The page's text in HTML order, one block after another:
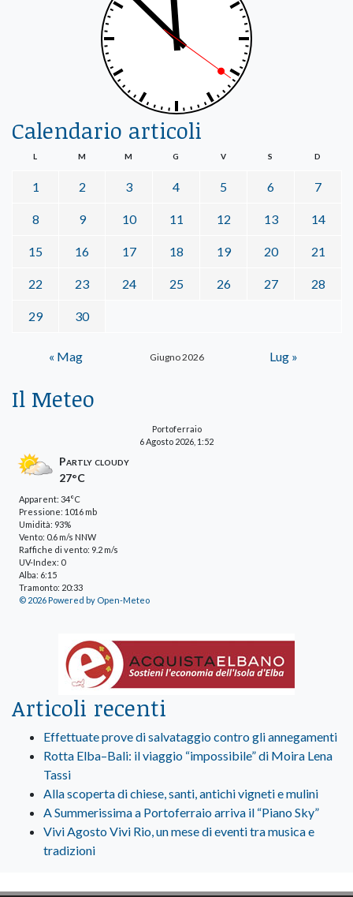
Calendario articoli
Giugno 2026
L M M G V S D
1 2 3 4 5 6 7
8 9 10 11 12 13 14
15 16 17 18 19 20 21
22 23 24 25 26 27 28
29 30
« Mag Lug »
Il Meteo
Portoferraio
6 Agosto 2026, 1:52
Partly cloudy
27°C
Apparent: 34°C
Pressione: 1016 mb
Umidità: 93%
Vento: 0.6 m/s NNW
Raffiche di vento: 9.2 m/s
UV-Index: 0
Alba: 6:15
Tramonto: 20:33
© 2026 Powered by Open-Meteo
Articoli recenti
Effettuate prove di salvataggio contro gli annegamenti
Rotta Elba–Bali: il viaggio “impossibile” di Moira Lena
Tassi
Alla scoperta di chiese, santi, antichi vigneti e mulini
A Summerissima a Portoferraio arriva il “Piano Sky”
Vivi Agosto Vivi Rio, un mese di eventi tra musica e
tradizioni